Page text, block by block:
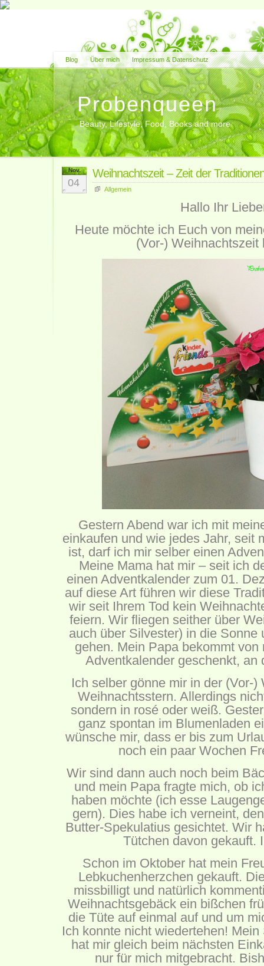
Blog Über mich Impressum & Datenschutz
Probenqueen
Beauty, Lifestyle, Food, Books and more
Nov.
04
Weihnachtszeit – Zeit der
Allgemein
Hallo Ihr
Heute möchte ich Euch von
(Vor-) Weihnachtszeit
Gestern Abend war ich mit
einkaufen und wie jedes Jahr, seit
ist, darf ich mir selber einen
Meine Mama hat mir – seit ich
einen Adventkalender zum 01.
auf diese Art führen wir diese
wir seit Ihrem Tod kein
feiern. Wir fliegen seither über
auch über Silvester) in die Sonne
gehen. Mein Papa bekommt
Adventkalender geschenkt, an
Ich selber gönne mir in der (Vor-
Weihnachtsstern. Allerdings
sondern in rosé oder weiß.
ganz spontan im Blumenladen
wünsche mir, dass er bis zum
noch ein paar Wochen
Wir sind dann auch noch beim
und mein Papa fragte mich, ob
haben möchte (ich esse
gern). Dies habe ich verneint,
Butter-Spekulatius gesichtet. Wir
Tütchen davon gekauft.
Schon im Oktober hat mein
Lebkuchenherzchen gekauft.
missbilligt und natürlich
Weihnachtsgebäck ein bißchen
die Tüte auf einmal auf und um
Ich konnte nicht wiedertehen!
hat mir gleich beim nächsten
nur für mich mitgebracht.